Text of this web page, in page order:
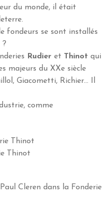
du monde, il était
fondeurs se sont installés
?
Rudier et Thinot qui
majeurs du XXe siècle
Giacometti, Richier… Il
comme
Thinot